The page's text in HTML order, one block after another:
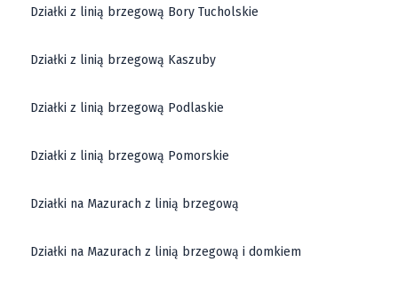
Działki z linią brzegową Bory Tucholskie
Działki z linią brzegową Kaszuby
Działki z linią brzegową Podlaskie
Działki z linią brzegową Pomorskie
Działki na Mazurach z linią brzegową
Działki na Mazurach z linią brzegową i domkiem